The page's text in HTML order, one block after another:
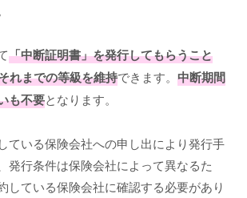
「中断証明書」を発行してもらうこと
れまでの等級を維持できます。 中断期間
も不要となります。
ている保険会社への申し出により発行手
発行条件は保険会社によって異なるた
している保険会社に確認する必要があり